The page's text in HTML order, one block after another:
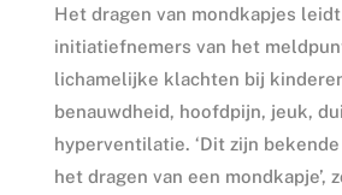
Het dragen van mondkapjes
initiatiefnemers van het
lichamelijke klachten bij
benauwdheid, hoofdpijn, jeuk,
hyperventilatie. ‘Dit zijn
het dragen van een mondkapje’,